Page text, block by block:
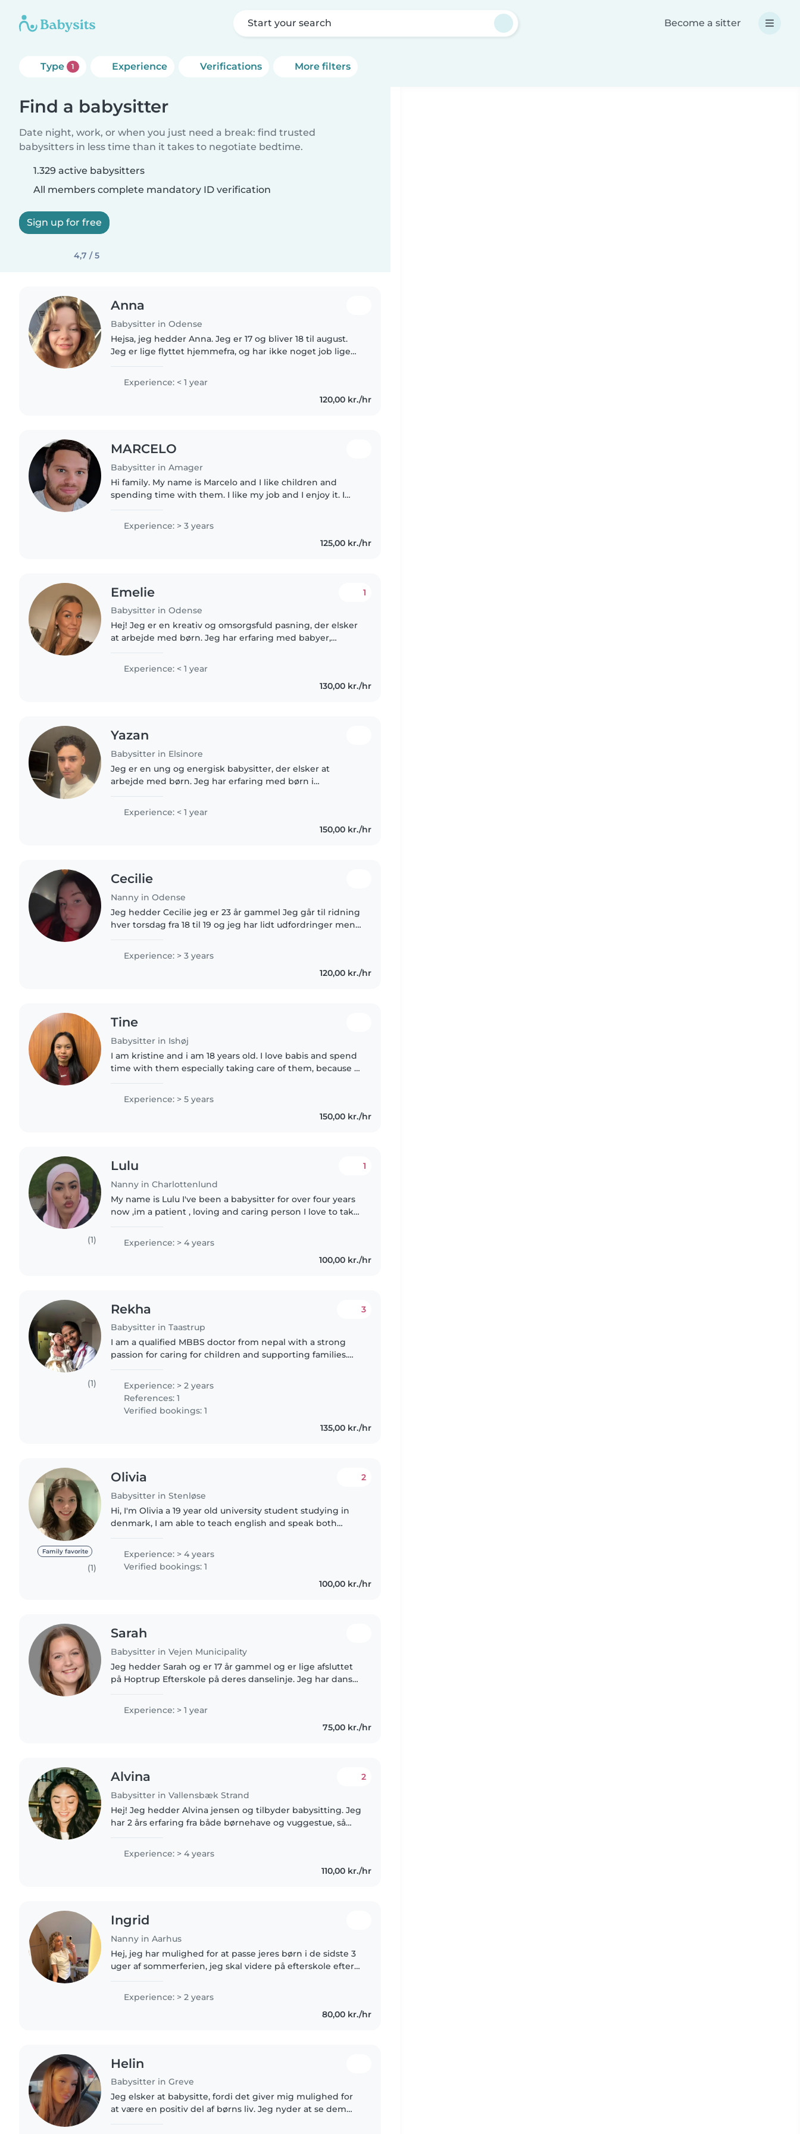
Start your search Become a sitter
Type 1 Experience Verifications More filters
Find a babysitter
Date night, work, or when you just need a break: find trusted
babysitters in less time than it takes to negotiate bedtime.
1.329 active babysitters
All members complete mandatory ID verification
Sign up for free
4,7 / 5
Anna
Babysitter in Odense
Hejsa, jeg hedder Anna. Jeg er 17 og bliver 18 til august.
Jeg er lige flyttet hjemmefra, og har ikke noget job lige
Experience: < 1 year
120,00 kr./hr
MARCELO
Babysitter in Amager
Hi family. My name is Marcelo and I like children and
spending time with them. I like my job and I enjoy it. I
Experience: > 3 years
125,00 kr./hr
Emelie
Babysitter in Odense
1
Hej! Jeg er en kreativ og omsorgsfuld pasning, der elsker
at arbejde med børn. Jeg har erfaring med babyer,
kæledyr og madlavning. Jeg..
Experience: < 1 year
130,00 kr./hr
Yazan
Babysitter in Elsinore
Jeg er en ung og energisk babysitter, der elsker at
arbejde med børn. Jeg har erfaring med børn i
autisme og astma. Jeg er komfortabel..
Experience: < 1 year
150,00 kr./hr
Cecilie
Nanny in Odense
Jeg hedder Cecilie jeg er 23 år gammel Jeg går til ridning
hver torsdag fra 18 til 19 og jeg har lidt udfordringer men
Experience: > 3 years
120,00 kr./hr
Tine
Babysitter in Ishøj
I am kristine and i am 18 years old. I love babis and spend
time with them especially taking care of them, because i
Experience: > 5 years
150,00 kr./hr
(1)
Lulu
Nanny in Charlottenlund
1
My name is Lulu I've been a babysitter for over four years
now ,im a patient , loving and caring person I love to take
Experience: > 4 years
100,00 kr./hr
(1)
Rekha
Babysitter in Taastrup
3
I am a qualified MBBS doctor from nepal with a strong
passion for caring for children and supporting families.
about child health,..
Experience: > 2 years
References: 1
Verified bookings: 1
135,00 kr./hr
Family favorite
(1)
Olivia
Babysitter in Stenløse
2
Hi, I'm Olivia a 19 year old university student studying in
denmark, I am able to teach english and speak both
a 5 year old..
Experience: > 4 years
Verified bookings: 1
100,00 kr./hr
Sarah
Babysitter in Vejen Municipality
Jeg hedder Sarah og er 17 år gammel og er lige afsluttet
på Hoptrup Efterskole på deres danselinje. Jeg har danset
med børn, da..
Experience: > 1 year
75,00 kr./hr
Alvina
Babysitter in Vallensbæk Strand
2
Hej! Jeg hedder Alvina jensen og tilbyder babysitting. Jeg
har 2 års erfaring fra både børnehave og vuggestue, så
Derudover..
Experience: > 4 years
110,00 kr./hr
Ingrid
Nanny in Aarhus
Hej, jeg har mulighed for at passe jeres børn i de sidste 3
uger af sommerferien, jeg skal videre på efterskole efter
Experience: > 2 years
80,00 kr./hr
Helin
Babysitter in Greve
Jeg elsker at babysitte, fordi det giver mig mulighed for
at være en positiv del af børns liv. Jeg nyder at se dem